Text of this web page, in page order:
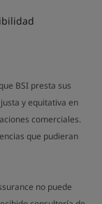
BSI presta sus
y equitativa en
comerciales.
que pudieran
no puede